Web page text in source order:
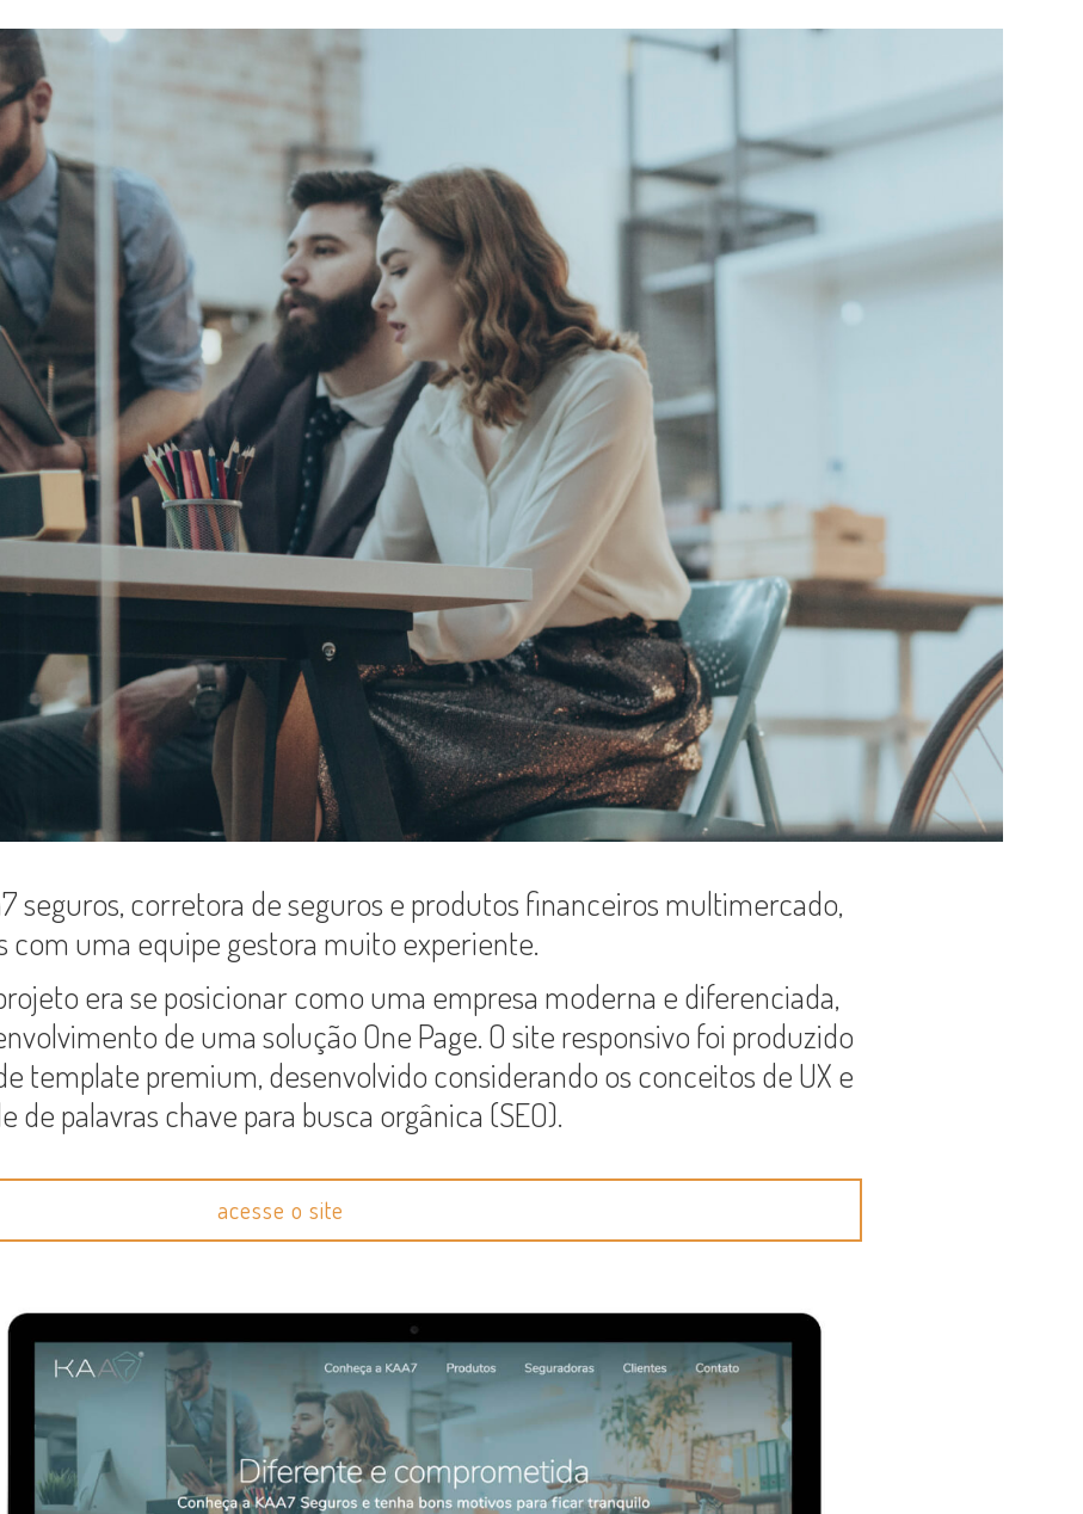
seguros, corretora de seguros e produtos financeiros multimercado,
uma equipe gestora muito experiente.
era se posicionar como uma empresa moderna e diferenciada,
de uma solução One Page. O site responsivo foi produzido
template premium, desenvolvido considerando os conceitos de UX e
palavras chave para busca orgânica (SEO).
acesse o site